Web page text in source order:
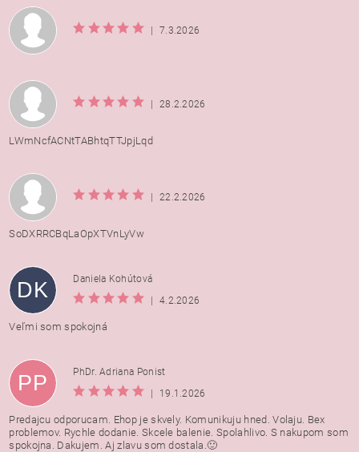
| 7.3.2026
| 28.2.2026
LWmNcfACNtTABhtqTTJpjLqd
| 22.2.2026
SoDXRRCBqLaOpXTVnLyVw
DK
Daniela Kohútová
|
4.2.2026
Veľmi som spokojná
PP
PhDr. Adriana Ponist
|
19.1.2026
Predajcu odporucam. Ehop je skvely. Komunikuju hned. Volaju. Bex
problemov. Rychle dodanie. Skcele balenie. Spolahlivo. S nakupom som
spokojna. Dakujem. Aj zlavu som dostala.🙂